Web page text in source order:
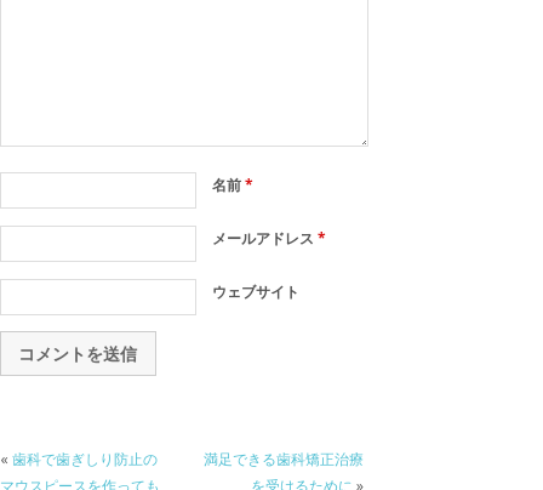
名前*
メールアドレス*
ウェブサイト
« 歯科で歯ぎしり防止の
満足できる歯科矯正治療